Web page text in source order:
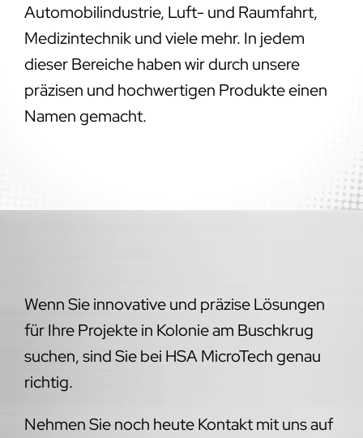
Automobilindustrie, Luft- und Raumfahrt,
Medizintechnik und viele mehr. In jedem
dieser Bereiche haben wir durch unsere
präzisen und hochwertigen Produkte einen
Namen gemacht.
Wenn Sie innovative und präzise Lösungen
für Ihre Projekte in Kolonie am Buschkrug
suchen, sind Sie bei HSA MicroTech genau
richtig.
Nehmen Sie noch heute Kontakt mit uns auf